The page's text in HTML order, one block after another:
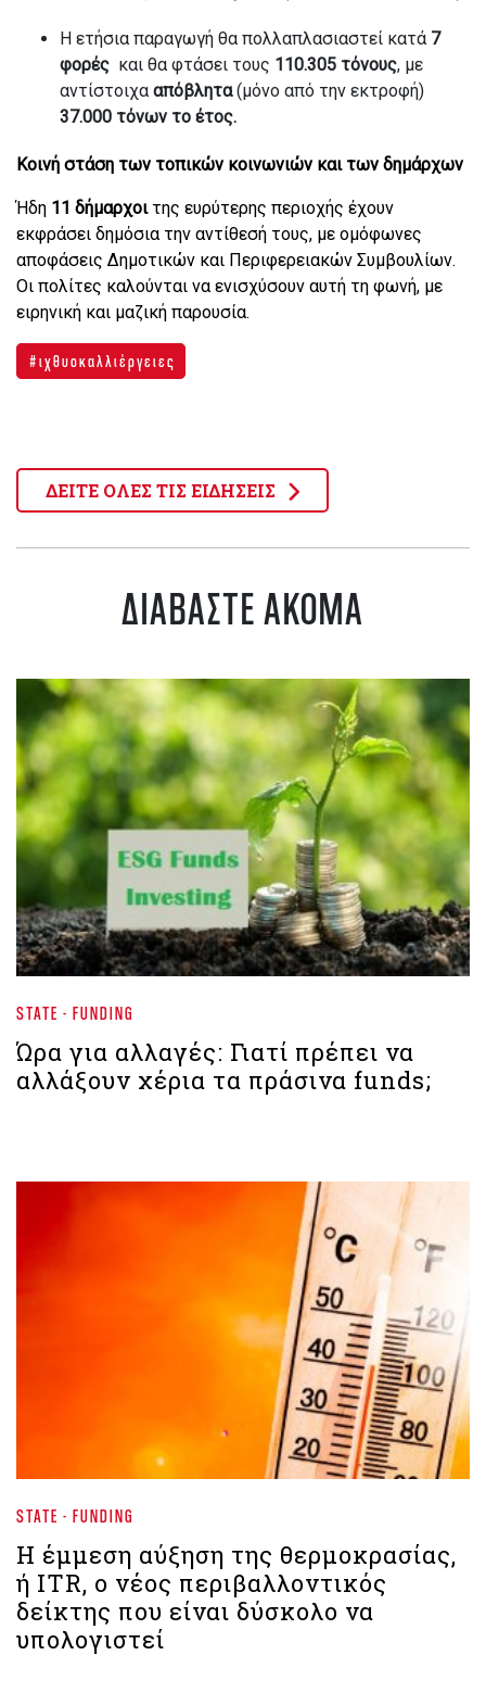
Η ετήσια παραγωγή θα πολλαπλασιαστεί κατά 7
φορές και θα φτάσει τους 110.305 τόνους, με
αντίστοιχα απόβλητα(μόνο από την εκτροφή)
37.000 τόνων το έτος.
Κοινή στάση των τοπικών κοινωνιών και των δημάρχων
Ήδη 11 δήμαρχοιτης ευρύτερης περιοχής έχουν
εκφράσει δημόσια την αντίθεσή τους, με ομόφωνες
αποφάσεις Δημοτικών και Περιφερειακών Συμβουλίων.
Οι πολίτες καλούνται να ενισχύσουν αυτή τη φωνή, με
ειρηνική και μαζική παρουσία.
ιχθυοκαλλιέργειες
ΔΕΙΤΕ ΟΛΕΣ ΤΙΣ ΕΙΔΗΣΕΙΣ
ΔΙΑΒΑΣΤΕ ΑΚΟΜΑ
STATE - FUNDING
Ώρα για αλλαγές: Γιατί πρέπει να
αλλάξουν χέρια τα πράσινα funds;
STATE - FUNDING
Η έμμεση αύξηση της θερμοκρασίας,
ή ITR, ο νέος περιβαλλοντικός
δείκτης που είναι δύσκολο να
υπολογιστεί